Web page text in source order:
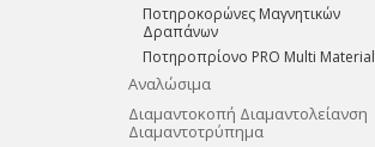
Ποτηροκορώνες Μαγνητικών
Δραπάνων
Ποτηροπρίονο PRO Multi Material
Αναλώσιμα
Διαμαντοκοπή Διαμαντολείανση
Διαμαντοτρύπημα